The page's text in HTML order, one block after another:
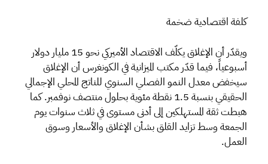
كلفة اقتصادية ضخمة
ويقدّر أن الإغلاق يكلّف الاقتصاد الأميركي نحو 15 مليار دولار
أسبوعياً، فيما قدّر مكتب الميزانية في الكونغرس أن الإغلاق
سيخفض معدل النمو الفصلي السنوي للناتج المحلي الإجمالي
الحقيقي بنسبة 1.5 نقطة مئوية بحلول منتصف نوفمبر. كما
هبطت ثقة المستهلكين إلى أدنى مستوى في ثلاث سنوات يوم
الجمعة وسط تزايد القلق بشأن الإغلاق والأسعار وسوق
العمل.